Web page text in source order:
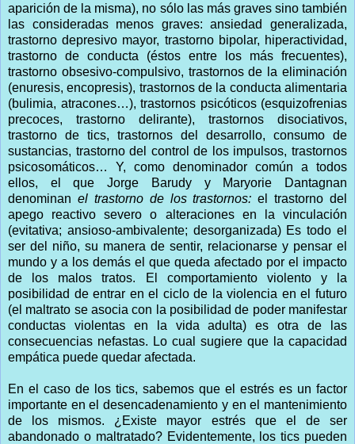
aparición de la misma), no sólo las más graves sino también
las consideradas menos graves: ansiedad generalizada,
trastorno depresivo mayor, trastorno bipolar, hiperactividad,
trastorno de conducta (éstos entre los más frecuentes),
trastorno obsesivo-compulsivo, trastornos de la eliminación
(enuresis, encopresis), trastornos de la conducta alimentaria
(bulimia, atracones…), trastornos psicóticos (esquizofrenias
precoces, trastorno delirante), trastornos disociativos,
trastorno de tics, trastornos del desarrollo, consumo de
sustancias, trastorno del control de los impulsos, trastornos
psicosomáticos… Y, como denominador común a todos
ellos, el que Jorge Barudy y Maryorie Dantagnan
denominan el trastorno de los trastornos: el trastorno del
apego reactivo severo o alteraciones en la vinculación
(evitativa; ansioso-ambivalente; desorganizada) Es todo el
ser del niño, su manera de sentir, relacionarse y pensar el
mundo y a los demás el que queda afectado por el impacto
de los malos tratos. El comportamiento violento y la
posibilidad de entrar en el ciclo de la violencia en el futuro
(el maltrato se asocia con la posibilidad de poder manifestar
conductas violentas en la vida adulta) es otra de las
consecuencias nefastas. Lo cual sugiere que la capacidad
empática puede quedar afectada.
En el caso de los tics, sabemos que el estrés es un factor
importante en el desencadenamiento y en el mantenimiento
de los mismos. ¿Existe mayor estrés que el de ser
abandonado o maltratado? Evidentemente, los tics pueden